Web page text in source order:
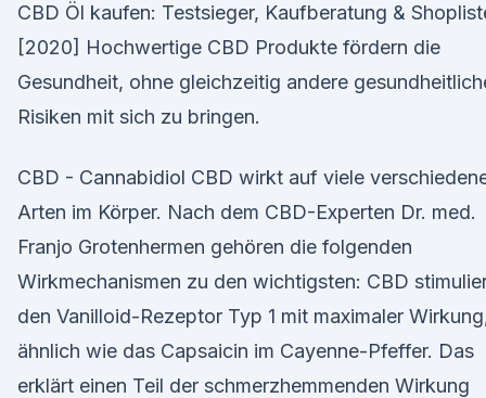
CBD Öl kaufen: Testsieger, Kaufberatung &
[2020] Hochwertige CBD Produkte fördern die
Gesundheit, ohne gleichzeitig andere
Risiken mit sich zu bringen.
CBD - Cannabidiol CBD wirkt auf viele
Arten im Körper. Nach dem CBD-Experten Dr. med.
Franjo Grotenhermen gehören die folgenden
Wirkmechanismen zu den wichtigsten: CBD
den Vanilloid-Rezeptor Typ 1 mit maximaler
ähnlich wie das Capsaicin im Cayenne-Pfeffer. Das
erklärt einen Teil der schmerzhemmenden Wirkung